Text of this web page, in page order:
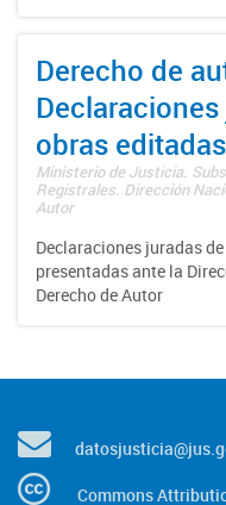
Derecho de
obras editadas
Ministerio de Justicia.
Registrales. Dirección
Autor
Declaraciones juradas
presentadas ante la
Derecho de Autor
Commons